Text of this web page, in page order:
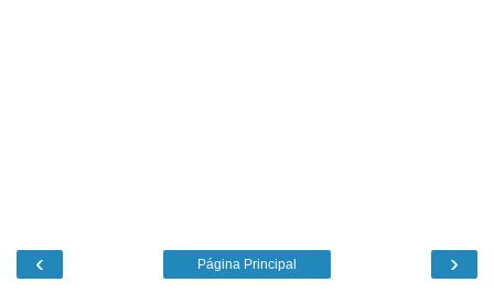
‹ ›
Página Principal